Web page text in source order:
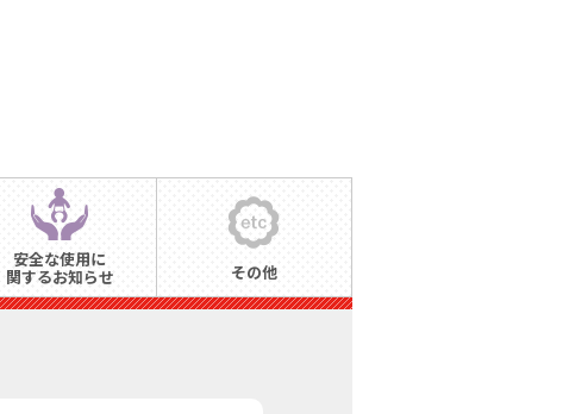
安全な使用に
関するお知らせ その他